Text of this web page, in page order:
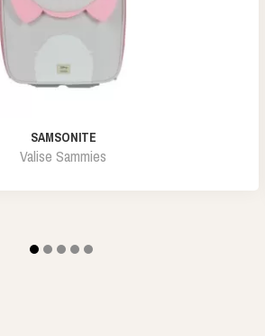
SAMSONITE
Valise Sammies